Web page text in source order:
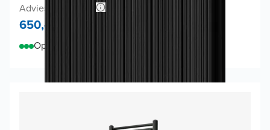
Adviesprijs 1.049,-
650,-
Op voorraad